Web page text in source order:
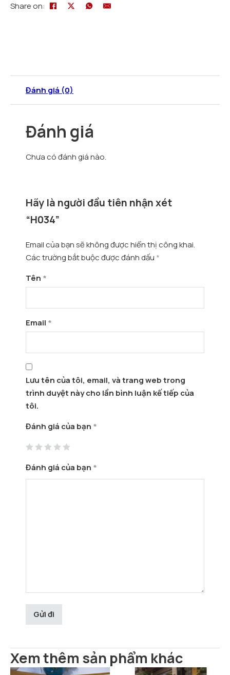
Share on:
Đánh giá (0)
Đánh giá
Chưa có đánh giá nào.
Hãy là người đầu tiên nhận xét
“H034”
Email của bạn sẽ không được hiển thị công khai.
Các trường bắt buộc được đánh dấu *
Tên *
Email *
Lưu tên của tôi, email, và trang web trong
trình duyệt này cho lần bình luận kế tiếp của
tôi.
Đánh giá của bạn *
Đánh giá của bạn *
Xem thêm sản phẩm khác